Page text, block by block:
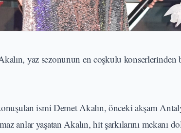
yaz sezonunun en coşkulu konserlerinden
ismi Demet Akalın, önceki akşam
anlar yaşatan Akalın, hit şarkılarını mekanı